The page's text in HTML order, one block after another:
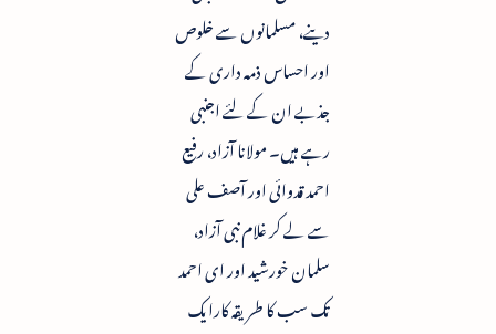
دینے، مسلمانوں سے خلوص
اور احساس ذمہ داری کے
جذبے ان کے لئے اجنبی
رہے ہیں۔ مولانا آزاد، رفیع
احمد قدوائی اور آصف علی
سے لے کر غلام نبی آزاد،
سلمان خورشید اور ای احمد
تک سب کا طریقہ کارایک